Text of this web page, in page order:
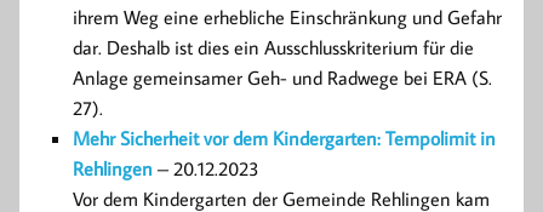
ihrem Weg eine erhebliche Einschränkung und Gefahr
dar. Deshalb ist dies ein Ausschlusskriterium für die
Anlage gemeinsamer Geh- und Radwege bei ERA (S.
27).
Mehr Sicherheit vor dem Kindergarten: Tempolimit in
Rehlingen – 20.12.2023
Vor dem Kindergarten der Gemeinde Rehlingen kam